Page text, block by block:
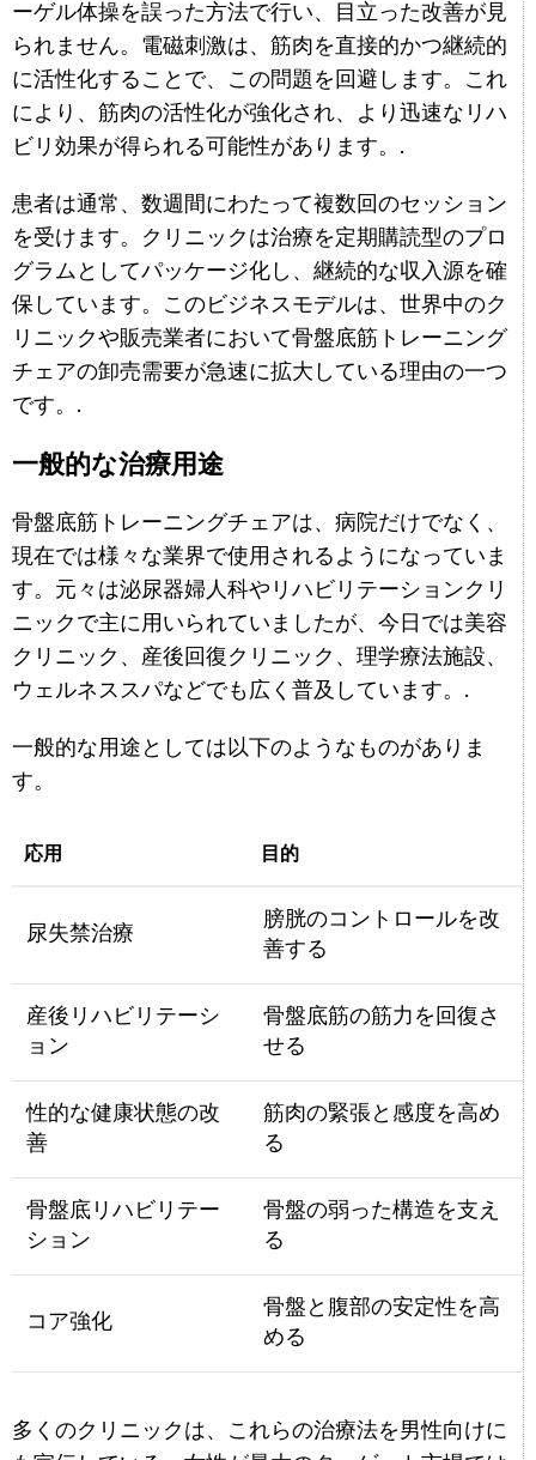
ーゲル体操を誤った方法で行い、目立った改善が見
られません。電磁刺激は、筋肉を直接的かつ継続的
に活性化することで、この問題を回避します。これ
により、筋肉の活性化が強化され、より迅速なリハ
ビリ効果が得られる可能性があります。.
患者は通常、数週間にわたって複数回のセッション
を受けます。クリニックは治療を定期購読型のプロ
グラムとしてパッケージ化し、継続的な収入源を確
保しています。このビジネスモデルは、世界中のク
リニックや販売業者において骨盤底筋トレーニング
チェアの卸売需要が急速に拡大している理由の一つ
です。.
一般的な治療用途
骨盤底筋トレーニングチェアは、病院だけでなく、
現在では様々な業界で使用されるようになっていま
す。元々は泌尿器婦人科やリハビリテーションクリ
ニックで主に用いられていましたが、今日では美容
クリニック、産後回復クリニック、理学療法施設、
ウェルネススパなどでも広く普及しています。.
一般的な用途としては以下のようなものがありま
す。
応用 目的
尿失禁治療
膀胱のコントロールを改
善する
産後リハビリテーシ
ョン
骨盤底筋の筋力を回復さ
せる
性的な健康状態の改
善
筋肉の緊張と感度を高め
る
骨盤底リハビリテー
ション
骨盤の弱った構造を支え
る
コア強化
骨盤と腹部の安定性を高
める
多くのクリニックは、これらの治療法を男性向けに